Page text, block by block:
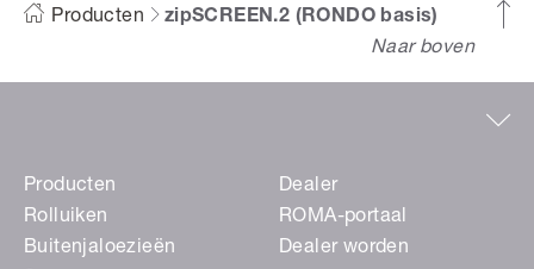
Producten
zipSCREEN.2 (RONDO basis)
Naar boven
Producten
Rolluiken
Buitenjaloezieën
Dealer
ROMA-portaal
Dealer worden